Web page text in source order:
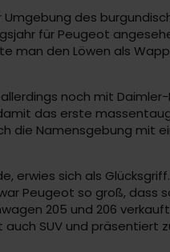
des
für Peugeot
man den Löwen als
noch mit
das erste
die Namensgebung mit
erwies sich als
Peugeot so groß, dass
205 und 206
SUV und präsentiert